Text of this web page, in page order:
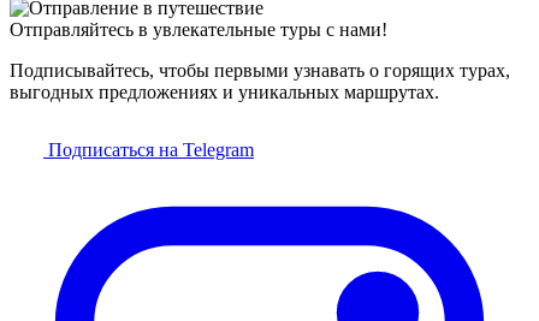
Отправляйтесь в увлекательные туры с нами!
Подписывайтесь, чтобы первыми узнавать о горящих турах,
выгодных предложениях и уникальных маршрутах.
Подписаться на Telegram